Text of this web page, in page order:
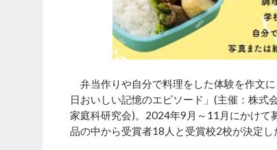
弁当作りや自分で料理をした体験を作文
日おいしい記憶のエピソード」(主催：株式
家庭科研究会)。2024年9月～11月にかけて
品の中から受賞者18人と受賞校2校が決定し